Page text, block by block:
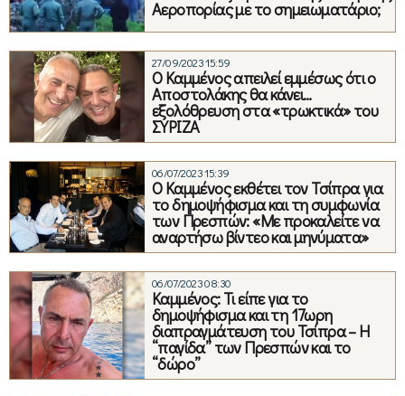
Αεροπορίας με το σημειωματάριο;
27/09/2023 15:59
Ο Καμμένος απειλεί εμμέσως ότι ο
Αποστολάκης θα κάνει…
εξολόθρευση στα «τρωκτικά» του
ΣΥΡΙΖΑ
06/07/2023 15:39
Ο Καμμένος εκθέτει τον Τσίπρα για
το δημοψήφισμα και τη συμφωνία
των Πρεσπών: «Με προκαλείτε να
αναρτήσω βίντεο και μηνύματα»
06/07/2023 08:30
Καμμένος: Τι είπε για το
δημοψήφισμα και τη 17ωρη
διαπραγμάτευση του Τσίπρα – Η
“παγίδα” των Πρεσπών και το
“δώρο”